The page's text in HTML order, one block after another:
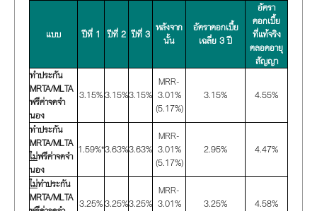
แบบ ปีที่ 1 ปีที่ 2 ปีที่ 3
หลังจาก
นั้น
อัตราดอกเบี้ย
เฉลี่ย 3 ปี
อัตรา
ดอกเบี้ย
ที่แท้จริง
ตลอดอายุ
สัญญา
ทำประกัน
MRTA/MLTA
ฟรีค่าจดจำ
นอง
3.15%3.15%3.15%
MRR-
3.01%
(5.17%)
3.15% 4.55%
ทำประกัน
MRTA/MLTA
ไม่ฟรีค่าจดจำ
นอง
1.59%*3.63%3.63%
MRR-
3.01%
(5.17%)
2.95% 4.47%
ไม่ทำประกัน
MRTA/MLTA 3.25%3.25%3.25%
MRR-
3.01%
3.25% 4.58%